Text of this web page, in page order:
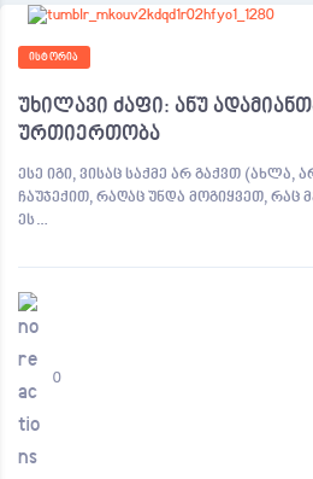
ᲘᲡᲢᲝᲠᲘᲐ
უხილავი ძაფი: ანუ
ურთიერთობა
ესე იგი, ვისაც საქმე არ გაქვთ (ახლა,
ჩაუჯექით, რაღაც უნდა მოგიყვეთ, რაც
ეს…
0